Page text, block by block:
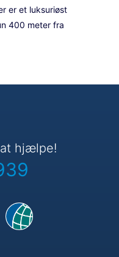
er et luksuriøst
400 meter fra
hjælpe!